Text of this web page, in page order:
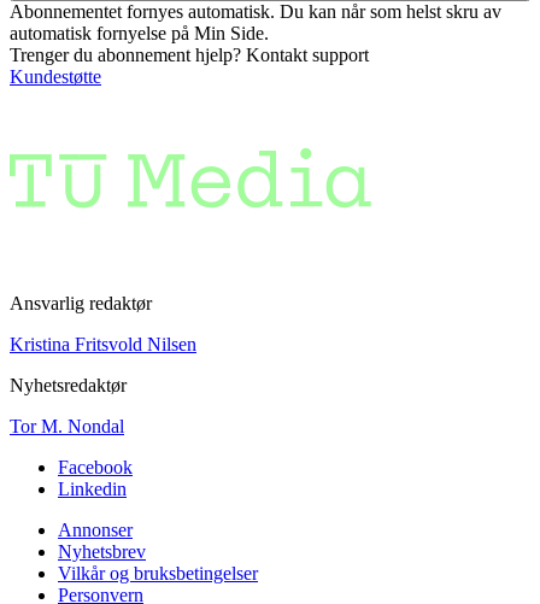
Abonnementet fornyes automatisk. Du kan når som helst skru av
automatisk fornyelse på Min Side.
Trenger du abonnement hjelp? Kontakt support
Kundestøtte
Ansvarlig redaktør
Kristina Fritsvold Nilsen
Nyhetsredaktør
Tor M. Nondal
Facebook
Linkedin
Annonser
Nyhetsbrev
Vilkår og bruksbetingelser
Personvern